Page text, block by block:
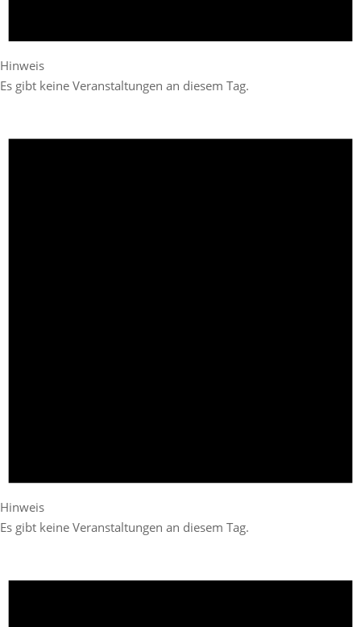
Hinweis
Es gibt keine Veranstaltungen an diesem Tag.
Hinweis
Es gibt keine Veranstaltungen an diesem Tag.